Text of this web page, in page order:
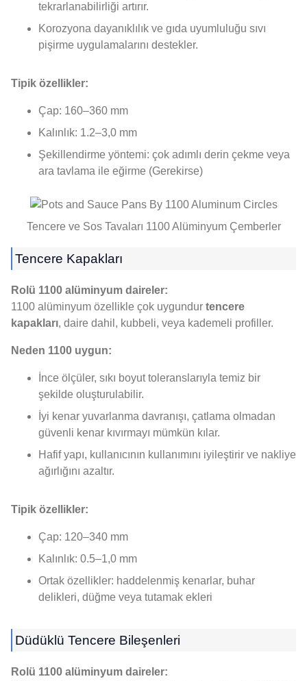
tekrarlanabilirliği artırır.
Korozyona dayanıklılık ve gıda uyumluluğu sıvı
pişirme uygulamalarını destekler.
Tipik özellikler:
Çap: 160–360 mm
Kalınlık: 1.2–3,0 mm
Şekillendirme yöntemi: çok adımlı derin çekme veya
ara tavlama ile eğirme (Gerekirse)
Tencere ve Sos Tavaları 1100 Alüminyum Çemberler
Tencere Kapakları
Rolü 1100 alüminyum daireler:
1100 alüminyum özellikle çok uygundur tencere
kapakları, daire dahil, kubbeli, veya kademeli profiller.
Neden 1100 uygun:
İnce ölçüler, sıkı boyut toleranslarıyla temiz bir
şekilde oluşturulabilir.
İyi kenar yuvarlanma davranışı, çatlama olmadan
güvenli kenar kıvırmayı mümkün kılar.
Hafif yapı, kullanıcının kullanımını iyileştirir ve nakliye
ağırlığını azaltır.
Tipik özellikler:
Çap: 120–340 mm
Kalınlık: 0.5–1,0 mm
Ortak özellikler: haddelenmiş kenarlar, buhar
delikleri, düğme veya tutamak ekleri
Düdüklü Tencere Bileşenleri
Rolü 1100 alüminyum daireler: